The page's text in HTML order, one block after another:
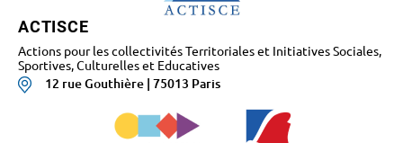
ACTISCE
Actions pour les collectivités Territoriales et Initiatives Sociales,
Sportives, Culturelles et Educatives
12 rue Gouthière | 75013 Paris